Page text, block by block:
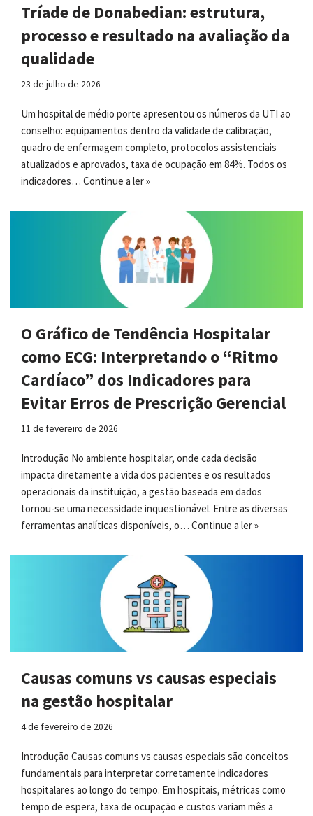
Tríade de Donabedian: estrutura,
processo e resultado na avaliação da
qualidade
23 de julho de 2026
Um hospital de médio porte apresentou os números da UTI ao
conselho: equipamentos dentro da validade de calibração,
quadro de enfermagem completo, protocolos assistenciais
atualizados e aprovados, taxa de ocupação em 84%. Todos os
indicadores… Continue a ler »
O Gráfico de Tendência Hospitalar
como ECG: Interpretando o “Ritmo
Cardíaco” dos Indicadores para
Evitar Erros de Prescrição Gerencial
11 de fevereiro de 2026
Introdução No ambiente hospitalar, onde cada decisão
impacta diretamente a vida dos pacientes e os resultados
operacionais da instituição, a gestão baseada em dados
tornou-se uma necessidade inquestionável. Entre as diversas
ferramentas analíticas disponíveis, o… Continue a ler »
Causas comuns vs causas especiais
na gestão hospitalar
4 de fevereiro de 2026
Introdução Causas comuns vs causas especiais são conceitos
fundamentais para interpretar corretamente indicadores
hospitalares ao longo do tempo. Em hospitais, métricas como
tempo de espera, taxa de ocupação e custos variam mês a